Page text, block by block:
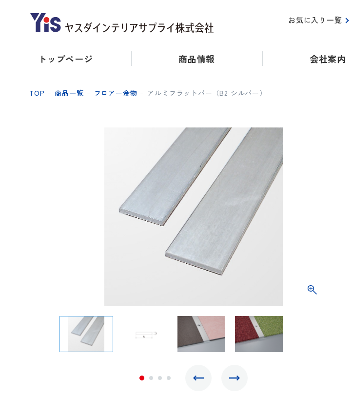
トップページ 商品情報 会社案内
お気に入り一覧
TOP 商品一覧 フロアー金物 アルミフラットバー（B2 シルバー）